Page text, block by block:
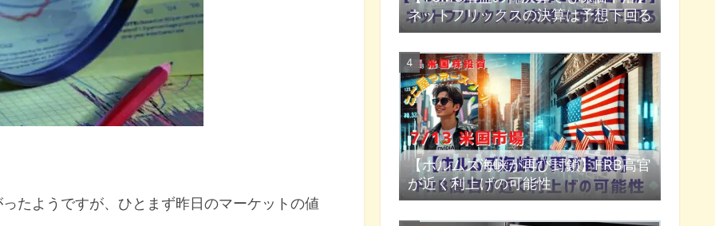
まではまだ長い
たようですが、ひとまず昨日のマーケットの値
ネットフリックスの決算は予想下回る
【ホルムズ海峡が再び封鎖】FRB高官
が近く利上げの可能性